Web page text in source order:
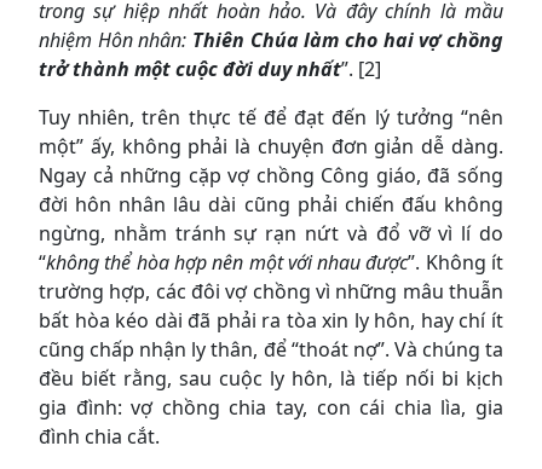
trong sự hiệp nhất hoàn hảo. Và đây chính là mầu
nhiệm Hôn nhân: Thiên Chúa làm cho hai vợ chồng
trở thành một cuộc đời duy nhất”. [2]
Tuy nhiên, trên thực tế để đạt đến lý tưởng “nên
một” ấy, không phải là chuyện đơn giản dễ dàng.
Ngay cả những cặp vợ chồng Công giáo, đã sống
đời hôn nhân lâu dài cũng phải chiến đấu không
ngừng, nhằm tránh sự rạn nứt và đổ vỡ vì lí do
“không thể hòa hợp nên một với nhau được”. Không ít
trường hợp, các đôi vợ chồng vì những mâu thuẫn
bất hòa kéo dài đã phải ra tòa xin ly hôn, hay chí ít
cũng chấp nhận ly thân, để “thoát nợ”. Và chúng ta
đều biết rằng, sau cuộc ly hôn, là tiếp nối bi kịch
gia đình: vợ chồng chia tay, con cái chia lìa, gia
đình chia cắt.